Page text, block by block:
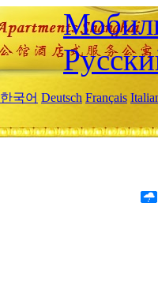
한국어 Deutsch Français